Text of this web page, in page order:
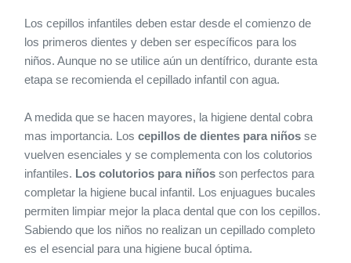
Los cepillos infantiles deben estar desde el comienzo de
los primeros dientes y deben ser específicos para los
niños. Aunque no se utilice aún un dentífrico, durante esta
etapa se recomienda el cepillado infantil con agua.
A medida que se hacen mayores, la higiene dental cobra
mas importancia. Los cepillos de dientes para niños se
vuelven esenciales y se complementa con los colutorios
infantiles. Los colutorios para niños son perfectos para
completar la higiene bucal infantil. Los enjuagues bucales
permiten limpiar mejor la placa dental que con los cepillos.
Sabiendo que los niños no realizan un cepillado completo
es el esencial para una higiene bucal óptima.